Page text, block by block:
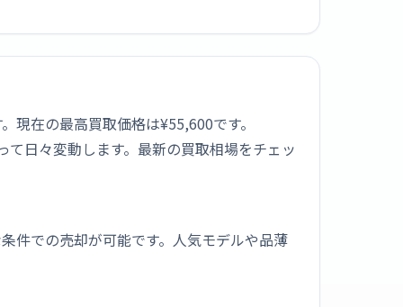
現在の最高買取価格は¥55,600です。
日々変動します。最新の買取相場をチェッ
件での売却が可能です。人気モデルや品薄